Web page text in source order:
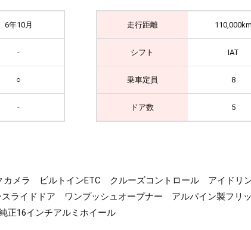
6年10月
-
○
-
走行距離 110,000km
シフト IAT
乗車定員 8
ドア数 5
クカメラ ビルトインETC クルーズコントロール アイ
イドドア ワンプッシュオープナー アルパイン製フリ
16インチアルミホイール